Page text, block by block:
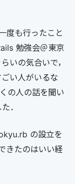
度も行ったこと
勉強会＠東京
いの気合いで，
い人がいるな
の人の話を聞い
．
の設立を
きたのはいい経